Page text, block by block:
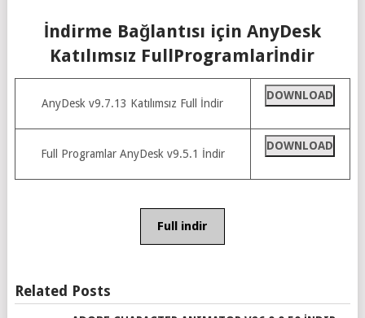
İndirme Bağlantısı için AnyDesk
Katılımsız FullProgramlarİndir
AnyDesk v9.7.13 Katılımsız Full İndir
DOWNLOAD
Full Programlar AnyDesk v9.5.1 İndir
DOWNLOAD
Full indir
Related Posts